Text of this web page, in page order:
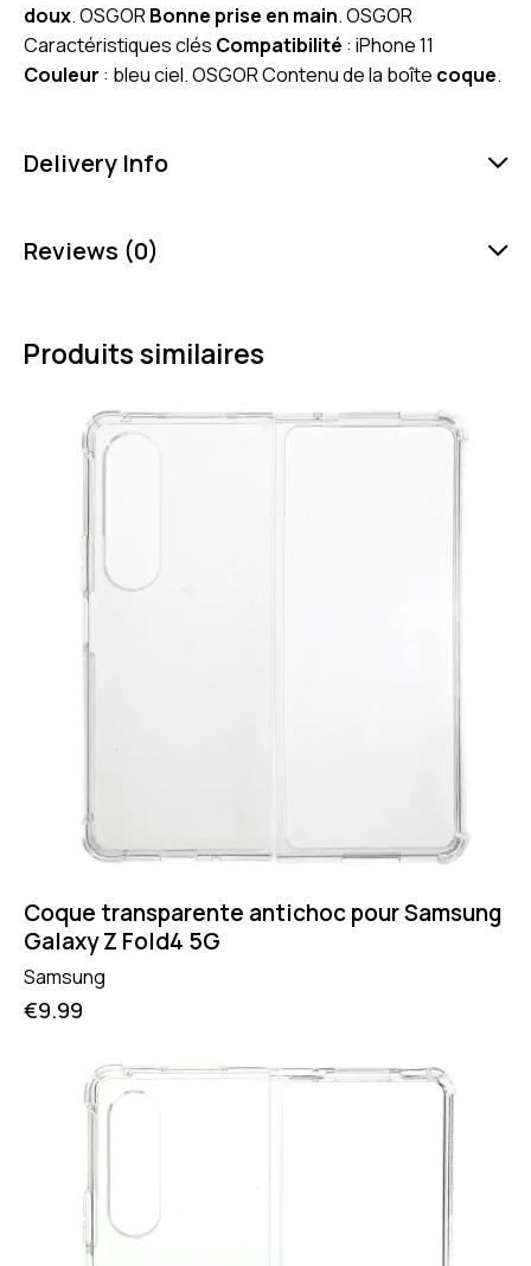
doux. OSGORBonne prise en main. OSGOR
Caractéristiques clés Compatibilité : iPhone 11
Couleur : bleu ciel. OSGOR Contenu de la boîte coque.
Delivery Info
Reviews (0)
Produits similaires
Coque transparente antichoc pour Samsung
Galaxy Z Fold4 5G
Samsung
€9.99